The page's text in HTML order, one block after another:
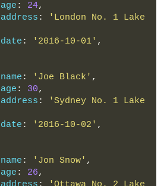
          age
: 24,
          address
:
'London No. 1 Lake
          date
: '2016-10-01' ,
          name
: 'Joe Black' ,
          age
: 30,
          address
:
'Sydney No. 1 Lake
          date
: '2016-10-02' ,
          name
: 'Jon Snow' ,
          age
: 26,